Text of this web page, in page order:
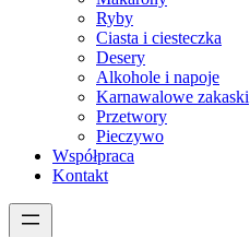
Ryby
Ciasta i ciesteczka
Desery
Alkohole i napoje
Karnawalowe zakaski
Przetwory
Pieczywo
Współpraca
Kontakt